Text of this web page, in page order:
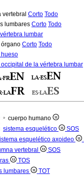
vertebral Corto Todo
lumbares Corto Todo
lumbar
órgano Corto Todo
de la vértebra lumbar
cuerpo humano
sistema esquelético
SOS
esquelético axoideo
vertebral
SOS
TOS
lumbares
TOT